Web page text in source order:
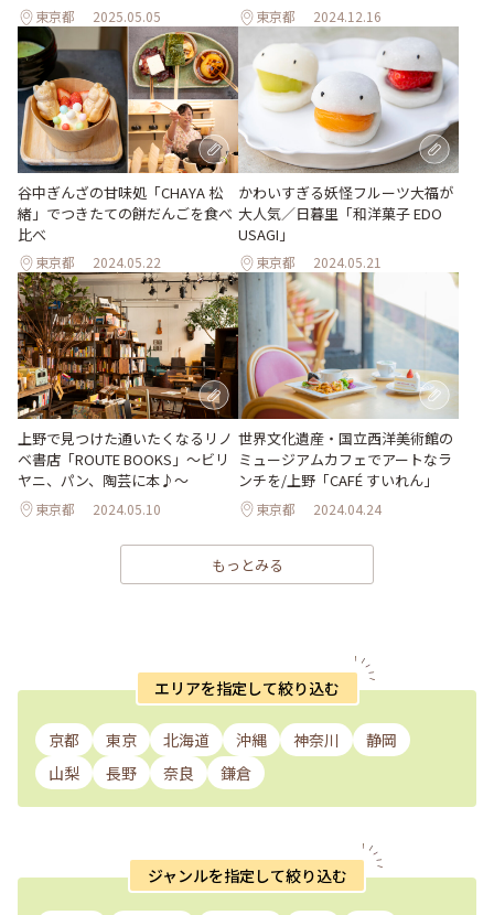
東京都 2025.05.05 東京都 2024.12.16
谷中ぎんざの甘味処「CHAYA 松
緒」でつきたての餅だんごを食べ
比べ
東京都 2024.05.22
かわいすぎる妖怪フルーツ大福が
大人気／日暮里「和洋菓子 EDO
USAGI」
東京都 2024.05.21
上野で見つけた通いたくなるリノ
ベ書店「ROUTE BOOKS」～ビリ
ヤニ、パン、陶芸に本♪～
東京都 2024.05.10
世界文化遺産・国立西洋美術館の
ミュージアムカフェでアートなラ
ンチを/上野「CAFÉ すいれん」
東京都 2024.04.24
もっとみる
エリアを指定して絞り込む
京都 東京 北海道 沖縄 神奈川
静岡
山梨
長野 奈良 鎌倉
ジャンルを指定して絞り込む